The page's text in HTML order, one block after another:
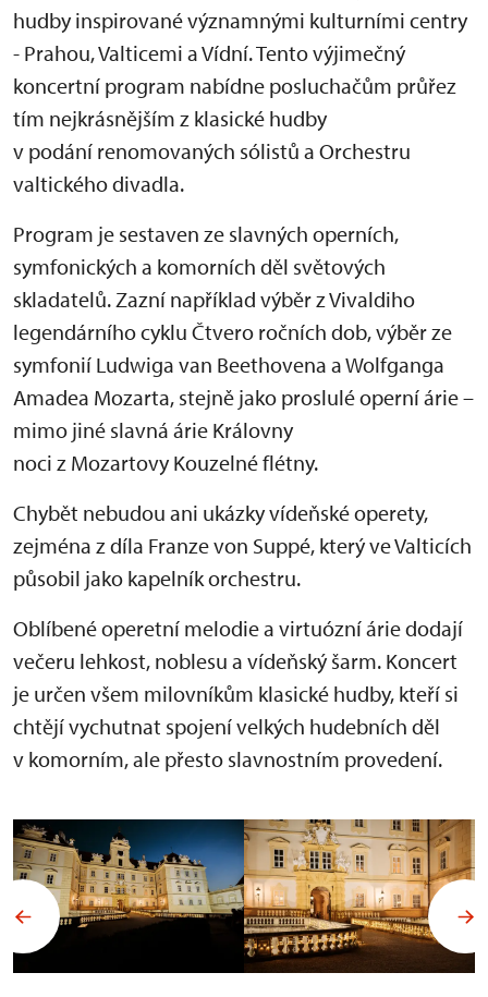
hudby inspirované významnými kulturními centry
- Prahou, Valticemi a Vídní. Tento výjimečný
koncertní program nabídne posluchačům průřez
tím nejkrásnějším z klasické hudby
v podání renomovaných sólistů a Orchestru
valtického divadla.
Program je sestaven ze slavných operních,
symfonických a komorních děl světových
skladatelů. Zazní například výběr z Vivaldiho
legendárního cyklu Čtvero ročních dob, výběr ze
symfonií Ludwiga van Beethovena a Wolfganga
Amadea Mozarta, stejně jako proslulé operní árie –
mimo jiné slavná árie Královny
noci z Mozartovy Kouzelné flétny.
Chybět nebudou ani ukázky vídeňské operety,
zejména z díla Franze von Suppé, který ve Valticích
působil jako kapelník orchestru.
Oblíbené operetní melodie a virtuózní árie dodají
večeru lehkost, noblesu a vídeňský šarm. Koncert
je určen všem milovníkům klasické hudby, kteří si
chtějí vychutnat spojení velkých hudebních děl
v komorním, ale přesto slavnostním provedení.